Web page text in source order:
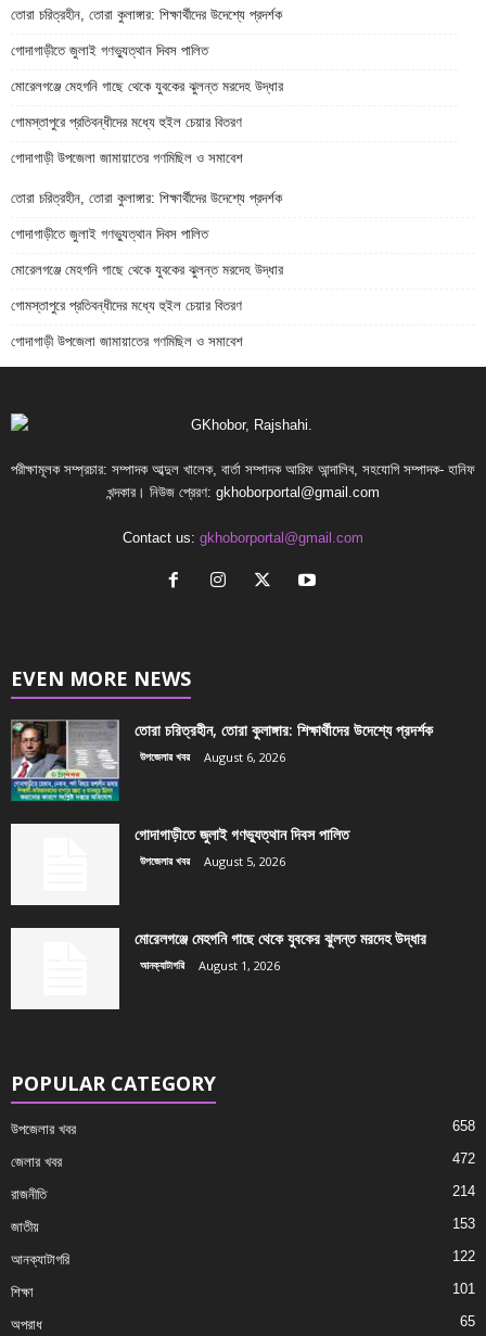
তোরা চরিত্রহীন, তোরা কুলাঙ্গার: শিক্ষার্থীদের উদেশ্যে প্রদর্শক
গোদাগাড়ীতে জুলাই গণভ্যুত্থান দিবস পালিত
মোরেলগঞ্জে মেহগনি গাছে থেকে যুবকের ঝুলন্ত মরদেহ উদ্ধার
গোমস্তাপুরে প্রতিবন্ধীদের মধ্যে হুইল চেয়ার বিতরণ
গোদাগাড়ী উপজেলা জামায়াতের গণমিছিল ও সমাবেশ
তোরা চরিত্রহীন, তোরা কুলাঙ্গার: শিক্ষার্থীদের উদেশ্যে প্রদর্শক
গোদাগাড়ীতে জুলাই গণভ্যুত্থান দিবস পালিত
মোরেলগঞ্জে মেহগনি গাছে থেকে যুবকের ঝুলন্ত মরদেহ উদ্ধার
গোমস্তাপুরে প্রতিবন্ধীদের মধ্যে হুইল চেয়ার বিতরণ
গোদাগাড়ী উপজেলা জামায়াতের গণমিছিল ও সমাবেশ
পরীক্ষামূলক সম্প্রচার: সম্পাদক আব্দুল খালেক, বার্তা সম্পাদক আরিফ আন্দালিব, সহযোগি সম্পাদক- হানিফ
খন্দকার। নিউজ প্রেরণ: gkhoborportal@gmail.com
Contact us: gkhoborportal@gmail.com
EVEN MORE NEWS
তোরা চরিত্রহীন, তোরা কুলাঙ্গার: শিক্ষার্থীদের উদেশ্যে প্রদর্শক
উপজেলার খবর August 6, 2026
গোদাগাড়ীতে জুলাই গণভ্যুত্থান দিবস পালিত
উপজেলার খবর August 5, 2026
মোরেলগঞ্জে মেহগনি গাছে থেকে যুবকের ঝুলন্ত মরদেহ উদ্ধার
আনক্যাটাগরি August 1, 2026
POPULAR CATEGORY
উপজেলার খবর 658
জেলার খবর 472
রাজনীতি 214
জাতীয় 153
আনক্যাটাগরি 122
শিক্ষা 101
অপরাধ 65